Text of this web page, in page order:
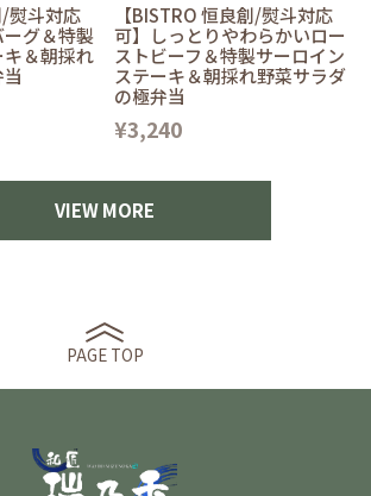
/熨斗対応
グ＆特製
＆朝採れ
【BISTRO 恒良創/熨斗対応
可】しっとりやわらかいロー
ストビーフ＆特製サーロイン
ステーキ＆朝採れ野菜サラダ
の極弁当
¥3,240
VIEW MORE
PAGE TOP